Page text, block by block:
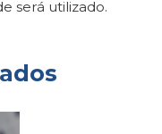
será utilizado.